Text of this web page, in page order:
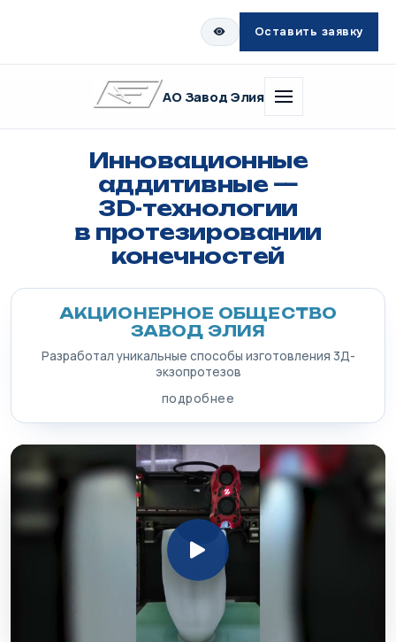
Оставить заявку
АО Завод Элия
Инновационные
аддитивные —
3D-технологии
в протезировании
конечностей
АКЦИОНЕРНОЕ ОБЩЕСТВО
ЗАВОД ЭЛИЯ
Разработал уникальные способы изготовления 3Д-
экзопротезов
подробнее